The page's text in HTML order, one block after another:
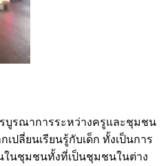
บูรณาการระหว่างครูและชุมชน
ปลี่ยนเรียนรู้กับเด็ก ทั้งเป็นการ
นชุมชนทั้งที่เป็นชุมชนในต่าง